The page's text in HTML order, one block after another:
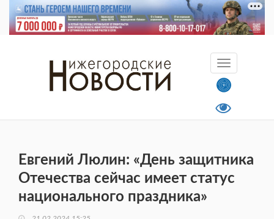
Евгений Люлин: «День защитника
Отечества сейчас имеет статус
национального праздника»